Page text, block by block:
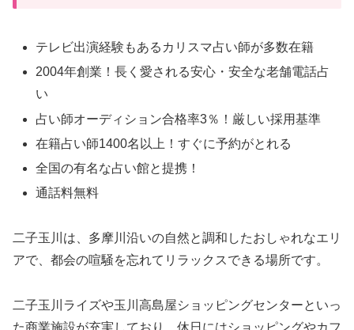
テレビ出演経験もあるカリスマ占い師が多数在籍
2004年創業！長く愛される安心・安全な老舗電話占
い
占い師オーディション合格率3％！厳しい採用基準
在籍占い師1400名以上！すぐに予約がとれる
全国の有名な占い館と提携！
通話料無料
二子玉川は、多摩川沿いの自然と調和したおしゃれなエリ
アで、都会の喧騒を忘れてリラックスできる場所です。
二子玉川ライズや玉川高島屋ショッピングセンターといっ
た商業施設が充実しており、休日にはショッピングやカフ